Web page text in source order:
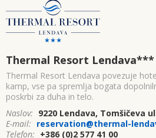
Thermal Resort Lendava***
Thermal Resort Lendava povezuje
kamp, vse pa spremlja bogata
poskrbi za duha in telo.
Naslov: 9220 Lendava, Tomšičeva
E-mail: reservation@thermal-
Telefon: +386 (0)2 577 41 00